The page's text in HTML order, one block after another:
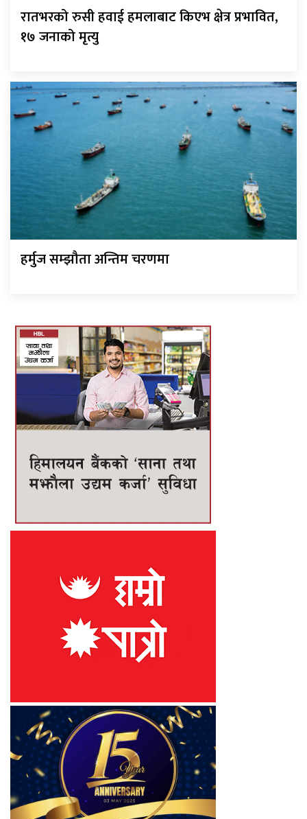
रातभरको रुसी हवाई हमलाबाट किएभ क्षेत्र प्रभावित,
१७ जनाको मृत्यु
हर्मुज सम्झौता अन्तिम चरणमा